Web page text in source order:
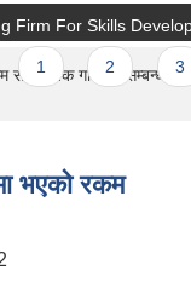
For Skills
1 2 3
गरिएको सम्बन्धमा
भएको रकम